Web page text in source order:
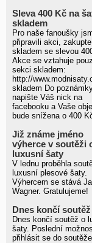
Sleva 400 Kč na
skladem
Pro naše fanoušky
připravili akci,
skladem se slevou
Akce se vztahuje
sekci skladem:
http://
skladem Do
napište Váš nick na
facebooku a Vaše
bude snížena o 400
Již známe jméno
výherce v soutěži
luxusní šaty
V lednu proběhla
luxusní plesové šaty.
Výhercem se stává
Wagner. Gratulujeme!
Dnes končí soutěž
Dnes končí soutěž o
šaty. Poslední
přihlásit se do